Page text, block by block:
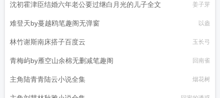
沈初霍津臣结婚六年老公要过继白月光的儿子全文 姜子芽
难登天by蔓越鸥笔趣阁无弹窗 以盎
林竹谢斯南床搭子百度云 玉长弓
青梅屿by雁空山余棉无删减笔趣阁 回南雀
主角陆青青陆云小说全集 烟花树